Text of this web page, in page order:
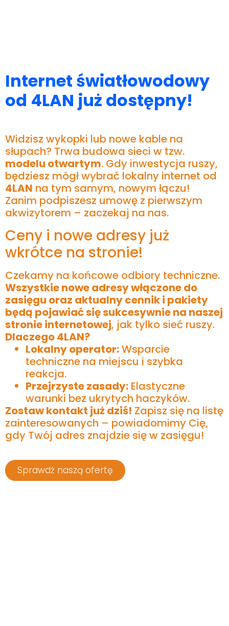
Internet światłowodowy
od 4LAN już dostępny!
Widzisz wykopki lub nowe kable na
słupach? Trwa budowa sieci w tzw.
modelu otwartym. Gdy inwestycja ruszy,
będziesz mógł wybrać lokalny internet od
4LAN na tym samym, nowym łączu!
Zanim podpiszesz umowę z pierwszym
akwizytorem – zaczekaj na nas.
Ceny i nowe adresy już
wkrótce na stronie!
Czekamy na końcowe odbiory techniczne.
Wszystkie nowe adresy włączone do
zasięgu oraz aktualny cennik i pakiety
będą pojawiać się sukcesywnie na naszej
stronie internetowej, jak tylko sieć ruszy.
Dlaczego 4LAN?
Lokalny operator:Wsparcie
techniczne na miejscu i szybka
reakcja.
Przejrzyste zasady: Elastyczne
warunki bez ukrytych haczyków.
Zostaw kontakt już dziś! Zapisz się na listę
zainteresowanych – powiadomimy Cię,
gdy Twój adres znajdzie się w zasięgu!
Sprawdź naszą ofertę